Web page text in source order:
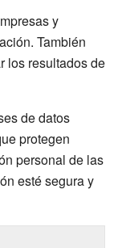
y
También
los resultados de
de datos
protegen
personal de las
esté segura y